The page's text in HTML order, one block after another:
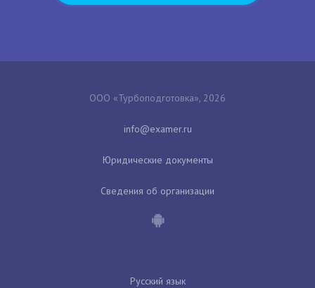
ООО «Турбоподготовка», 2026
Юридические документы
Сведения об организации
Русский язык